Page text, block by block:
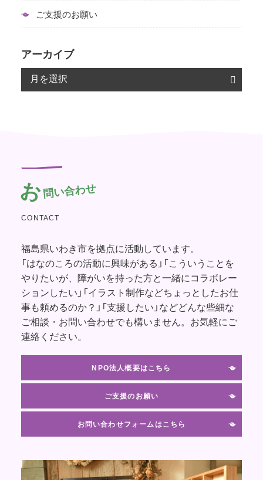
ご支援のお願い
アーカイブ
お問い合わせ
CONTACT
福島県いわき市を拠点に活動しています。
「はなのころの活動に興味がある」「こういうことを
やりたいが、障がいを持った方と一緒にコラボレー
ションしたい」「イラスト制作などちょっとしたお仕
事も頼めるのか？」「支援したい」などどんな些細な
ご相談・お問い合わせでも構いません。お気軽にご
連絡ください。
NPO法人概要はこちら
ご支援のお願い
お問い合わせフォームはこちら